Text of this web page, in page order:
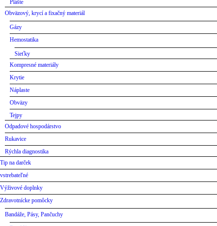
Plášte
Obväzový, krycí a fixačný materiál
Gázy
Hemostatika
Sieťky
Kompresné materiály
Krytie
Náplaste
Obväzy
Tejpy
Odpadové hospodárstvo
Rukavice
Rýchla diagnostika
Tip na darček
vstrebateľné
Výživové doplnky
Zdravotnícke pomôcky
Bandáže, Pásy, Pančuchy